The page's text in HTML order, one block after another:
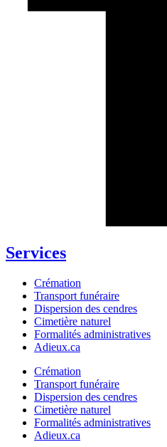
Services
Crémation
Transport funéraire
Dispersion des cendres
Cimetière naturel
Formalités administratives
Adieux.ca
Crémation
Transport funéraire
Dispersion des cendres
Cimetière naturel
Formalités administratives
Adieux.ca